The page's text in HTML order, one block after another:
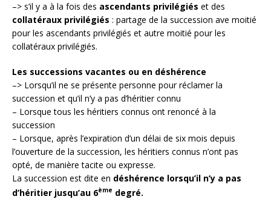
–> s’il y a à la fois des ascendants privilégiés et des
collatéraux privilégiés : partage de la succession ave moitié
pour les ascendants privilégiés et autre moitié pour les
collatéraux privilégiés.
Les successions vacantes ou en déshérence
–> Lorsqu’il ne se présente personne pour réclamer la
succession et qu’il n’y a pas d’héritier connu
– Lorsque tous les héritiers connus ont renoncé à la
succession
– Lorsque, après l’expiration d’un délai de six mois depuis
l’ouverture de la succession, les héritiers connus n’ont pas
opté, de manière tacite ou expresse.
La succession est dite en déshérence lorsqu’il n’y a pas
d’héritier jusqu’au 6ème degré.